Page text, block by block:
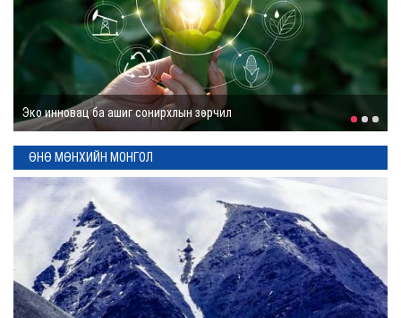
улсын мэдээлэл зүйн
38 дугаар
олимпиадад
оролцохоор Ташкент
хотыг зорилоо
3 цаг
аадар орно
4 цаг
Энэ 7 хоногт Монгол
Улсад
5 цаг
Таанагүй говь
ӨНӨ МӨНХИЙН МОНГОЛ